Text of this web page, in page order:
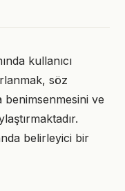
kullanıcı
söz
ve
belirleyici bir